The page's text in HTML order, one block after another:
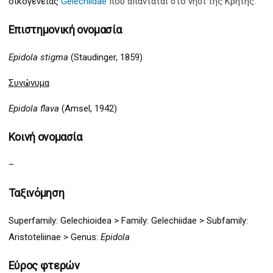
Επιστημονική ονομασία
Epidola stigma (Staudinger, 1859)
Συνώνυμα
Epidola flava (Amsel, 1942)
Κοινή ονομασία
–
Ταξινόμηση
Superfamily: Gelechioidea > Family: Gelechiidae > Subfamily:
Aristoteliinae > Genus: Epidola
Εύρος φτερών